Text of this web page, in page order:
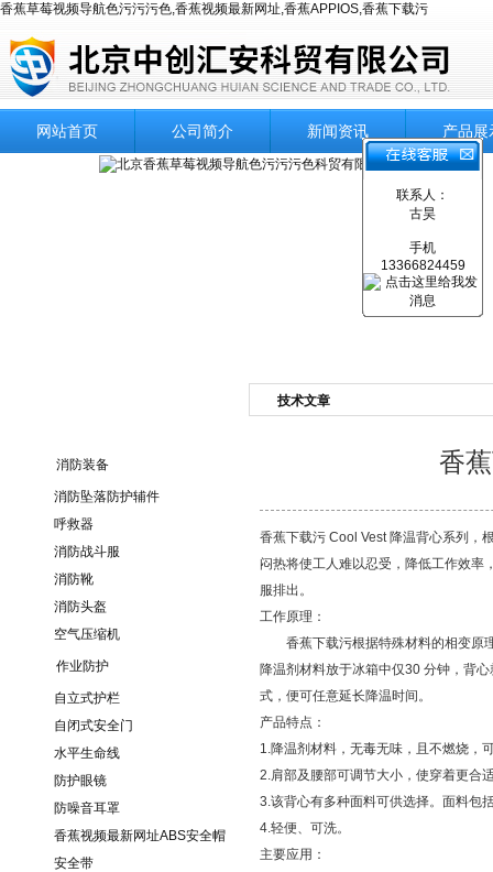
香蕉草莓视频导航色污污污色,香蕉视频最新网址,香蕉APPIOS,香蕉下载污
网站首页 公司简介 新闻资讯 产品展
消防装备
消防坠落防护辅件
呼救器
消防战斗服
消防靴
消防头盔
空气压缩机
作业防护
自立式护栏
自闭式安全门
水平生命线
防护眼镜
防噪音耳罩
香蕉视频最新网址ABS安全帽
安全带
技术文章
香
香蕉下载污 Cool Vest 降温背心系列
闷热将使工人难以忍受，降低工作效率
服排出。
工作原理：
香蕉下载污根据特殊材料的相变原理
降温剂材料放于冰箱中仅30 分钟，背
式，便可任意延长降温时间。
产品特点：
1.降温剂材料，无毒无味，且不燃烧，
2.肩部及腰部可调节大小，使穿着更合适
3.该背心有多种面料可供选择。面
4.轻便、可洗。
主要应用：
联系人：
古昊
手机
13366824459